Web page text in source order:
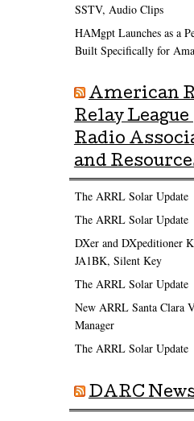
SSTV, Audio Clips
HAMgpt Launches as a
Built Specifically for
American
Relay
Radio
and
The ARRL Solar Update
The ARRL Solar Update
DXer and DXpeditioner
JA1BK, Silent Key
The ARRL Solar Update
New ARRL Santa Clara
Manager
The ARRL Solar Update
DARC